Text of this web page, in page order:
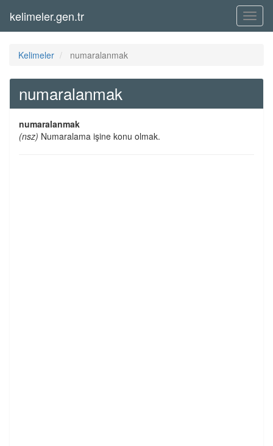
Menü
kelimeler.gen.tr
Kelimeler numaralanmak
numaralanmak
numaralanmak
(nsz) Numaralama işine konu olmak.